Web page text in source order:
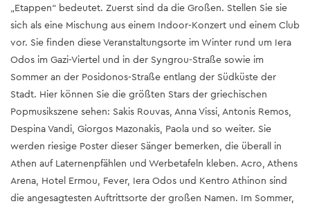
„Etappen“ bedeutet. Zuerst sind da die Großen. Stellen Sie sie
sich als eine Mischung aus einem Indoor-Konzert und einem Club
vor. Sie finden diese Veranstaltungsorte im Winter rund um Iera
Odos im Gazi-Viertel und in der Syngrou-Straße sowie im
Sommer an der Posidonos-Straße entlang der Südküste der
Stadt. Hier können Sie die größten Stars der griechischen
Popmusikszene sehen: Sakis Rouvas, Anna Vissi, Antonis Remos,
Despina Vandi, Giorgos Mazonakis, Paola und so weiter. Sie
werden riesige Poster dieser Sänger bemerken, die überall in
Athen auf Laternenpfählen und Werbetafeln kleben. Acro, Athens
Arena, Hotel Ermou, Fever, Iera Odos und Kentro Athinon sind
die angesagtesten Auftrittsorte der großen Namen. Im Sommer,